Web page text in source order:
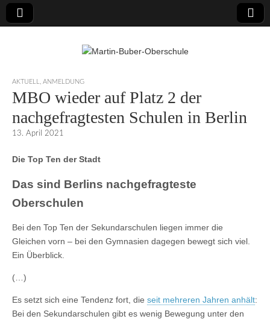
Martin-Buber-
Oberschule
AKTUELL ANMELDUNG
MBO wieder auf Platz 2 der
nachgefragtesten Schulen in Berlin
13. April 2021
Die Top Ten der Stadt
Das sind Berlins nachgefragteste
Oberschulen
Bei den Top Ten der Sekundarschulen liegen immer die
Gleichen vorn – bei den Gymnasien dagegen bewegt sich viel.
Ein Überblick.
(…)
Es setzt sich eine Tendenz fort, die seit mehreren Jahren anhält:
Bei den Sekundarschulen gibt es wenig Bewegung unter den